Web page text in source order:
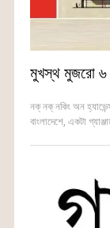
মুখস্থ মুজরো ৬
নক্ নক্ নকিং অন
বাংলাদেশে, একটা